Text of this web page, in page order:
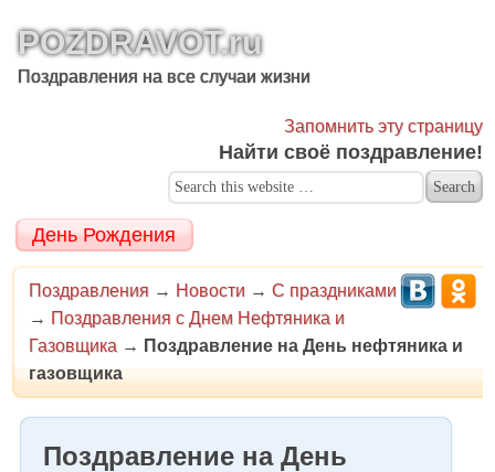
POZDRAVOT.ru
Поздравления на все случаи жизни
Запомнить эту страницу
Найти своё поздравление!
День Рождения
Поздравления → Новости →С праздниками
→ Поздравления с Днем Нефтяника и
Газовщика → Поздравление на День нефтяника и
газовщика
Поздравление на День